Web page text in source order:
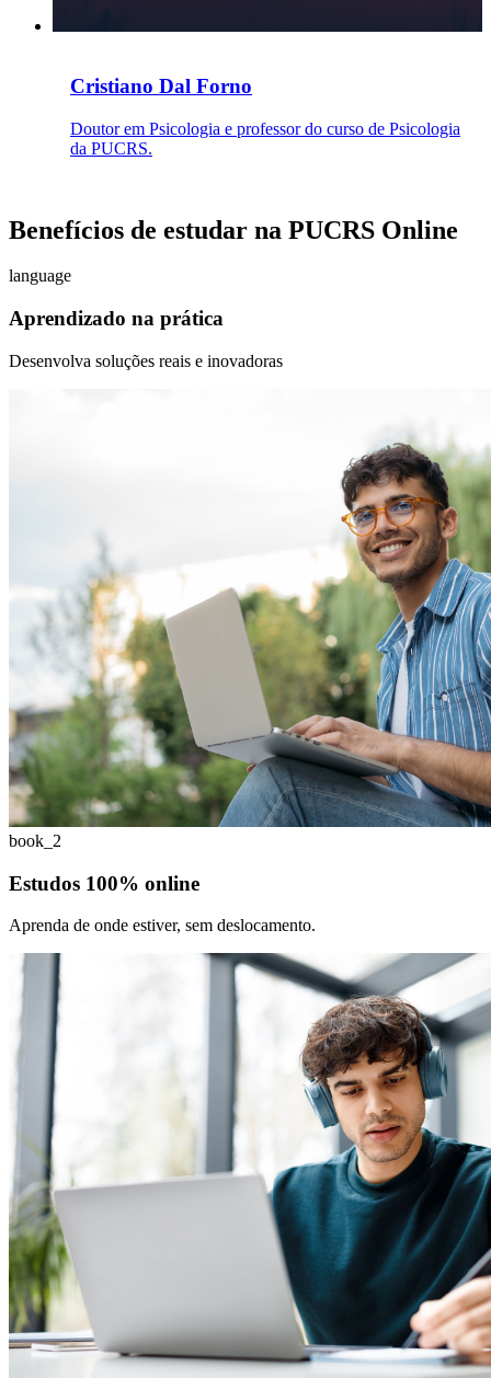
Cristiano Dal Forno
Doutor em Psicologia e professor do curso de Psicologia
da PUCRS.
Benefícios de estudar na PUCRS Online
language
Aprendizado na prática
Desenvolva soluções reais e inovadoras
book_2
Estudos 100% online
Aprenda de onde estiver, sem deslocamento.